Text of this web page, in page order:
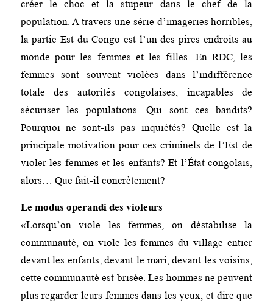
créer le choc et la stupeur dans le chef de la
population. A travers une série d’imageries horribles,
la partie Est du Congo est l’un des pires endroits au
monde pour les femmes et les filles. En RDC, les
femmes sont souvent violées dans l’indifférence
totale des autorités congolaises, incapables de
sécuriser les populations. Qui sont ces bandits?
Pourquoi ne sont-ils pas inquiétés? Quelle est la
principale motivation pour ces criminels de l’Est de
violer les femmes et les enfants? Et l’État congolais,
alors… Que fait-il concrètement?
Le modus operandi des violeurs
«Lorsqu’on viole les femmes, on déstabilise la
communauté, on viole les femmes du village entier
devant les enfants, devant le mari, devant les voisins,
cette communauté est brisée. Les hommes ne peuvent
plus regarder leurs femmes dans les yeux, et dire que